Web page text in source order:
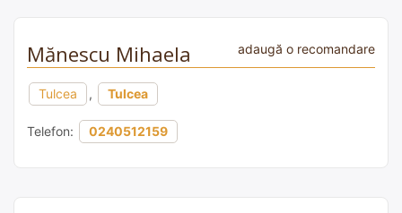
Mănescu Mihaela adaugă o recomandare
Tulcea , Tulcea
Telefon: 0240512159